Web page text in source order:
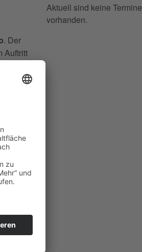
. Der
Auftritt
Aktuell sind keine Termine
vorhanden.